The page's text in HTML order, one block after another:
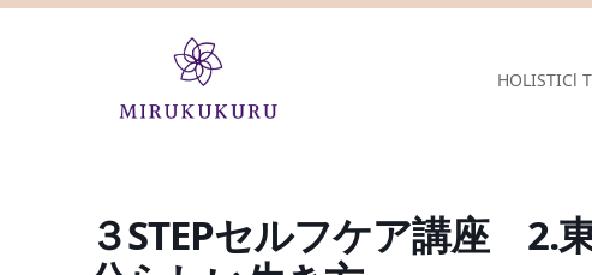
HOLISTICl
３STEPセルフケア講座 2.